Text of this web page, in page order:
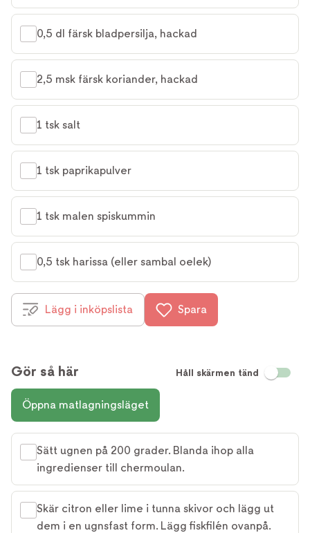
0,5 dl färsk bladpersilja, hackad
2,5 msk färsk koriander, hackad
1 tsk salt
1 tsk paprikapulver
1 tsk malen spiskummin
0,5 tsk harissa (eller sambal oelek)
Lägg i inköpslista Spara
Gör så här Håll skärmen tänd
Öppna matlagningsläget
Sätt ugnen på 200 grader. Blanda ihop alla
ingredienser till chermoulan.
Skär citron eller lime i tunna skivor och lägg ut
dem i en ugnsfast form. Lägg ﬁskﬁlén ovanpå.